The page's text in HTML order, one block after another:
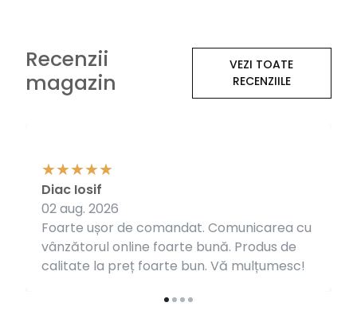
Recenzii
magazin
VEZI TOATE
RECENZIILE
Foarte ușor de comandat. Comunicarea cu
vânzătorul online foarte bună. Produs de
calitate la preț foarte bun. Vă mulțumesc!
Diac Iosif
02 aug. 2026